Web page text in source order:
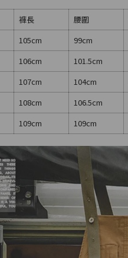
褲長 腰圍
105cm 99cm
106cm 101.5cm
107cm 104cm
108cm 106.5cm
109cm 109cm